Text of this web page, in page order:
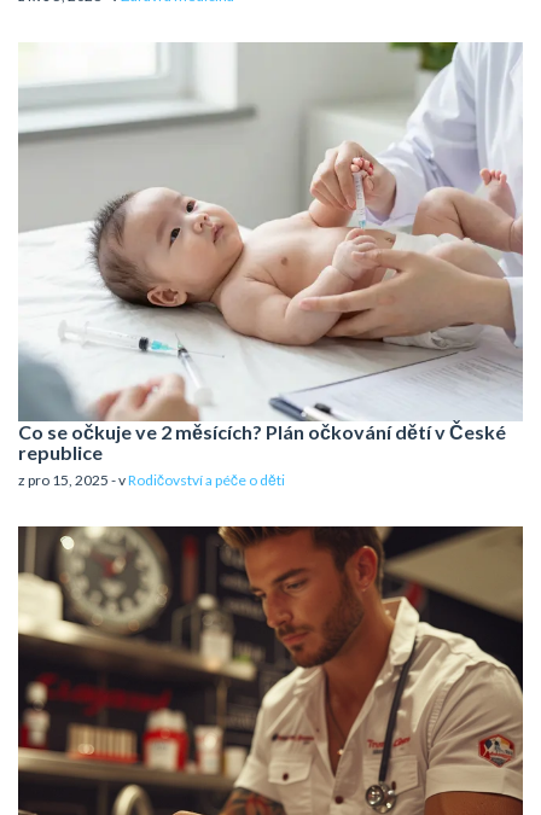
Co se očkuje ve 2 měsících? Plán očkování dětí v České
republice
z pro 15, 2025 - vRodičovství a péče o děti